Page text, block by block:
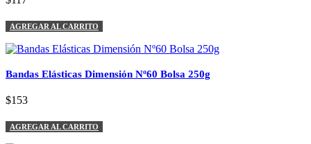
AGREGAR AL CARRITO
Bandas Elásticas Dimensión Nº60 Bolsa 250g
$153
AGREGAR AL CARRITO